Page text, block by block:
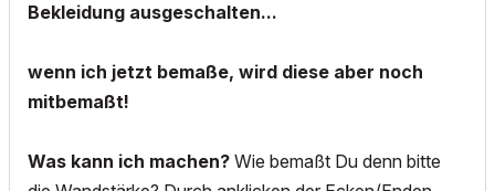
Bekleidung ausgeschalten...
wenn ich jetzt bemaße, wird diese aber noch
mitbemaßt!
Was kann ich machen? Wie bemaßt Du denn bitte